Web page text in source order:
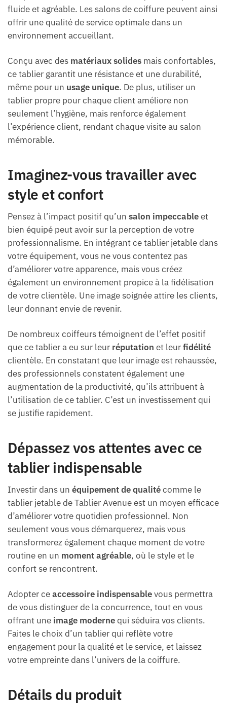
fluide et agréable. Les salons de coiffure peuvent ainsi
offrir une qualité de service optimale dans un
environnement accueillant.
Conçu avec des matériaux solides mais confortables,
ce tablier garantit une résistance et une durabilité,
même pour un usage unique. De plus, utiliser un
tablier propre pour chaque client améliore non
seulement l’hygiène, mais renforce également
l’expérience client, rendant chaque visite au salon
mémorable.
Imaginez-vous travailler avec
style et confort
Pensez à l’impact positif qu’un salon impeccableet
bien équipé peut avoir sur la perception de votre
professionnalisme. En intégrant ce tablier jetable dans
votre équipement, vous ne vous contentez pas
d’améliorer votre apparence, mais vous créez
également un environnement propice à la fidélisation
de votre clientèle. Une image soignée attire les clients,
leur donnant envie de revenir.
De nombreux coiffeurs témoignent de l’effet positif
que ce tablier a eu sur leur réputation et leurfidélité
clientèle. En constatant que leur image est rehaussée,
des professionnels constatent également une
augmentation de la productivité, qu’ils attribuent à
l’utilisation de ce tablier. C’est un investissement qui
se justifie rapidement.
Dépassez vos attentes avec ce
tablier indispensable
Investir dans un équipement de qualitécomme le
tablier jetable de Tablier Avenue est un moyen efficace
d’améliorer votre quotidien professionnel. Non
seulement vous vous démarquerez, mais vous
transformerez également chaque moment de votre
routine en un moment agréable, où le style et le
confort se rencontrent.
Adopter ceaccessoire indispensablevous permettra
de vous distinguer de la concurrence, tout en vous
offrant une image modernequi séduira vos clients.
Faites le choix d’un tablier qui reflète votre
engagement pour la qualité et le service, et laissez
votre empreinte dans l’univers de la coiffure.
Détails du produit